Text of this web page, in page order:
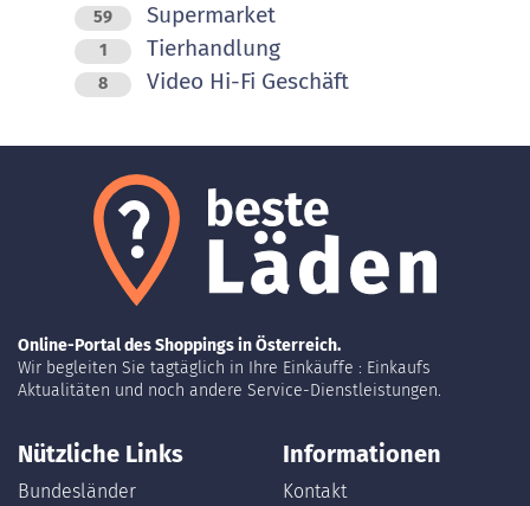
59 Supermarket
1 Tierhandlung
8 Video Hi-Fi Geschäft
Online-Portal des Shoppings in Österreich.
Wir begleiten Sie tagtäglich in Ihre Einkäuffe : Einkaufs
Aktualitäten und noch andere Service-Dienstleistungen.
Nützliche Links
Bundesländer
Informationen
Kontakt